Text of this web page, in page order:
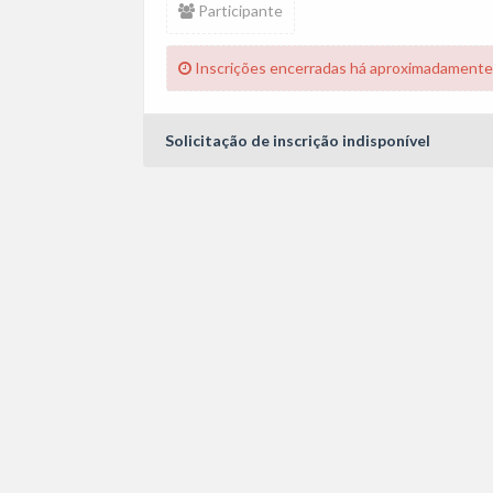
Participante
Inscrições encerradas há
Solicitação de inscrição indisponível